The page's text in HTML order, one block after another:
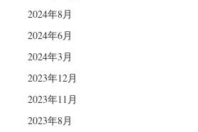
2024年8月
2024年6月
2024年3月
2023年12月
2023年11月
2023年8月